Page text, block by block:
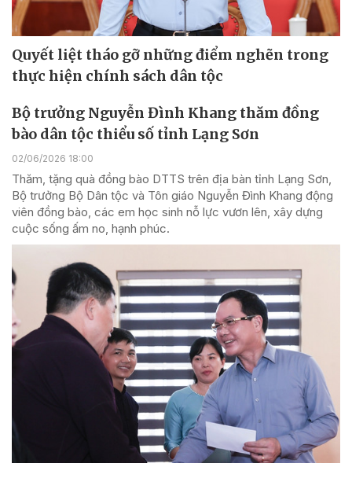
Quyết liệt tháo gỡ những điểm nghẽn trong
thực hiện chính sách dân tộc
Bộ trưởng Nguyễn Đình Khang thăm đồng
bào dân tộc thiểu số tỉnh Lạng Sơn
02/06/2026 18:00
Thăm, tặng quà đồng bào DTTS trên địa bàn tỉnh Lạng Sơn,
Bộ trưởng Bộ Dân tộc và Tôn giáo Nguyễn Đình Khang động
viên đồng bào, các em học sinh nỗ lực vươn lên, xây dựng
cuộc sống ấm no, hạnh phúc.